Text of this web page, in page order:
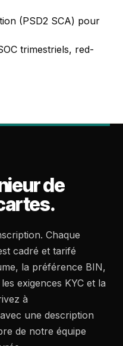
(PSD2 SCA) pour
trimestriels, red-
de
Chaque
cadré et tarifé
la préférence BIN,
exigences KYC et la
à
avec une description
de notre équipe